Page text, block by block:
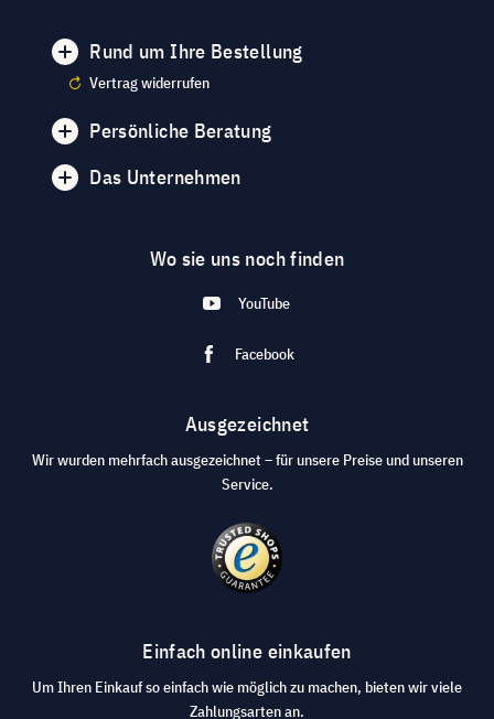
Rund um Ihre Bestellung
Vertrag widerrufen
Persönliche Beratung
Das Unternehmen
Wo sie uns noch finden
YouTube
Facebook
Ausgezeichnet
Wir wurden mehrfach ausgezeichnet – für unsere Preise und unseren
Service.
Einfach online einkaufen
Um Ihren Einkauf so einfach wie möglich zu machen, bieten wir viele
Zahlungsarten an.